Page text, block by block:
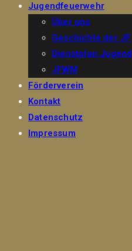
Jugendfeuerwehr
Über uns
Geschichte der JF
Dienstplan Jugend
JFWM
Förderverein
Kontakt
Datenschutz
Impressum